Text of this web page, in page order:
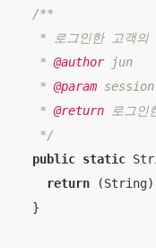
/**
* 로그인한 고객의
   *
@author jun
   *
@param session
   *
@return 로그
   */
public static
return (String)
  }